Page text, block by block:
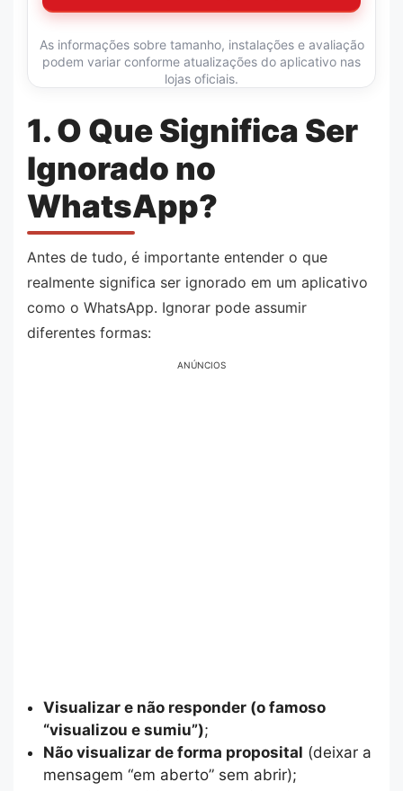
As informações sobre tamanho, instalações e avaliação
podem variar conforme atualizações do aplicativo nas
lojas oficiais.
1. O Que Significa Ser
Ignorado no
WhatsApp?
Antes de tudo, é importante entender o que
realmente significa ser ignorado em um aplicativo
como o WhatsApp. Ignorar pode assumir
diferentes formas:
ANÚNCIOS
Visualizar e não responder (o famoso
“visualizou e sumiu”);
Não visualizar de forma proposital (deixar a
mensagem “em aberto” sem abrir);